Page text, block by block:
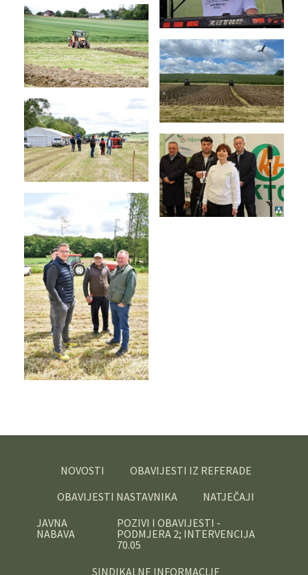
NOVOSTI
OBAVIJESTI IZ REFERADE
OBAVIJESTI NASTAVNIKA
NATJEČAJI
JAVNA
NABAVA
POZIVI I OBAVIJESTI -
PODMJERA 2; INTERVENCIJA
70.05
SINDIKALNE INFORMACIJE